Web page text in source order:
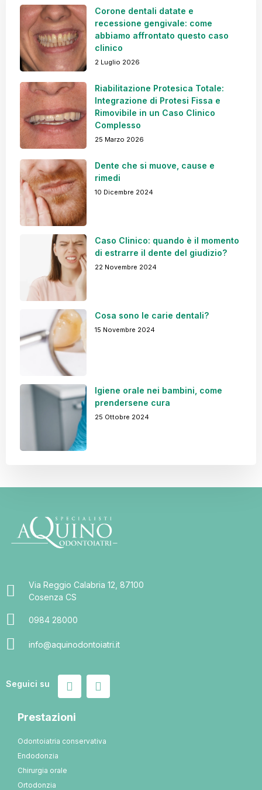
Corone dentali datate e
recessione gengivale: come
abbiamo affrontato questo caso
clinico
2 Luglio 2026
Riabilitazione Protesica Totale:
Integrazione di Protesi Fissa e
Rimovibile in un Caso Clinico
Complesso
25 Marzo 2026
Dente che si muove, cause e
rimedi
10 Dicembre 2024
Caso Clinico: quando è il momento
di estrarre il dente del giudizio?
22 Novembre 2024
Cosa sono le carie dentali?
15 Novembre 2024
Igiene orale nei bambini, come
prendersene cura
25 Ottobre 2024
Via Reggio Calabria 12, 87100
Cosenza CS
0984 28000
info@aquinodontoiatri.it
Seguici su
Prestazioni
Odontoiatria conservativa
Endodonzia
Chirurgia orale
Ortodonzia